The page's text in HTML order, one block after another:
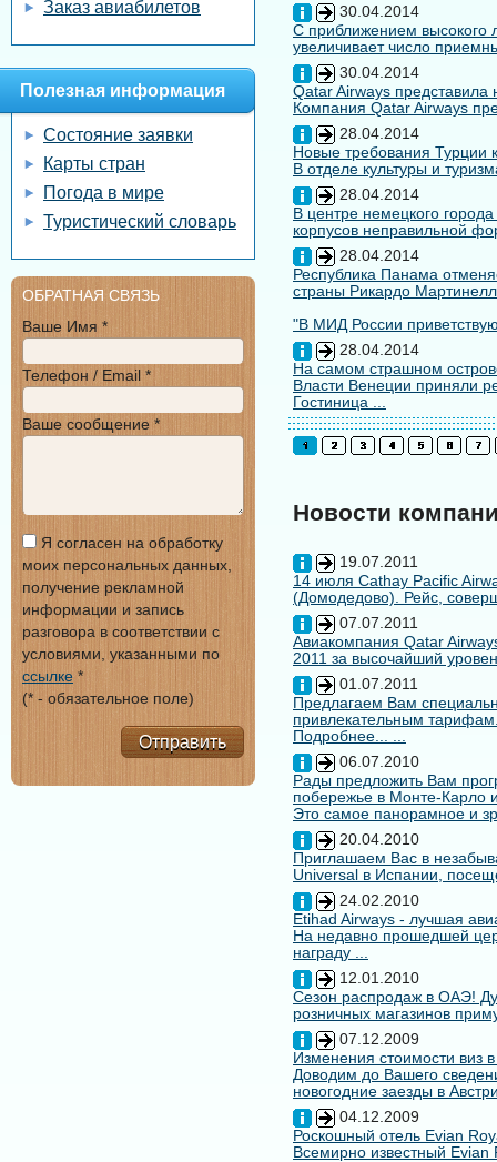
30.04.2014
С приближением высокого
увеличивает число
30.04.2014
Qatar Airways
Компания Qatar Airways
28.04.2014
Новые требования Турции
В отделе культуры и
28.04.2014
В центре немецкого
корпусов неправильной
28.04.2014
Республика Панама
страны Рикардо
"В МИД России
28.04.2014
На самом страшном
Власти Венеции приняли
Гостиница ...
Новости
19.07.2011
14 июля Cathay Pacific
(Домодедово). Рейс,
07.07.2011
Авиакомпания Qatar
2011 за высочайший
01.07.2011
Предлагаем Вам
привлекательным
Подробнее... ...
06.07.2010
Рады предложить Вам
побережье в Монте-Карло
Это самое панорамное и
20.04.2010
Приглашаем Вас в
Universal в Испании,
24.02.2010
Etihad Airways - лучшая
На недавно прошедшей
награду ...
12.01.2010
Сезон распродаж в ОАЭ!
розничных магазинов
07.12.2009
Изменения стоимости виз
Доводим до Вашего
новогодние заезды в
04.12.2009
Роскошный отель Evian
Всемирно известный
Заказ авиабилетов
Полезная информация
Состояние заявки
Карты стран
Погода в мире
Туристический словарь
ОБРАТНАЯ СВЯЗЬ
Ваше Имя *
Телефон / Email *
Ваше сообщение *
Я согласен на обработку
моих персональных данных,
получение рекламной
информации и запись
разговора в соответствии с
условиями, указанными по
ссылке *
(* - обязательное поле)
Отправить